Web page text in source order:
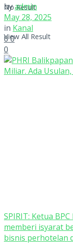
No Result
View All Result
byadmin
May 28, 2025
in Kanal
00
0
SPIRIT: Ketua
memberi isyarat
bisnis perhotelan